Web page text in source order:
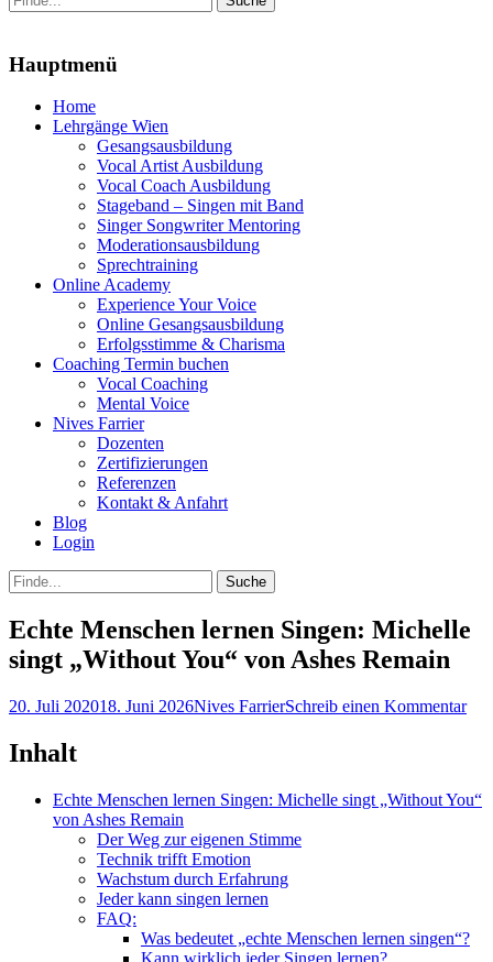
nach:
Hauptmenü
Zum
Inhalt
Home
Lehrgänge Wien
Gesangsausbildung
Vocal Artist Ausbildung
Vocal Coach Ausbildung
Stageband – Singen mit Band
Singer Songwriter Mentoring
Moderationsausbildung
Sprechtraining
Online Academy
Experience Your Voice
Online Gesangsausbildung
Erfolgsstimme & Charisma
Coaching Termin buchen
Vocal Coaching
Mental Voice
Nives Farrier
Dozenten
Zertifizierungen
Referenzen
Kontakt & Anfahrt
Blog
Login
bei
der
Suche
Suche
nach:
Echte Menschen lernen Singen: Michelle
singt „Without You“ von Ashes Remain
Posted
20. Juli 202018. Juni 2026Autor
Nives FarrierSchreib einen Kommentar
Inhalt
Echte Menschen lernen Singen: Michelle singt „Without You“
von Ashes Remain
Der Weg zur eigenen Stimme
Technik trifft Emotion
Wachstum durch Erfahrung
Jeder kann singen lernen
FAQ:
Was bedeutet „echte Menschen lernen singen“?
Kann wirklich jeder Singen lernen?